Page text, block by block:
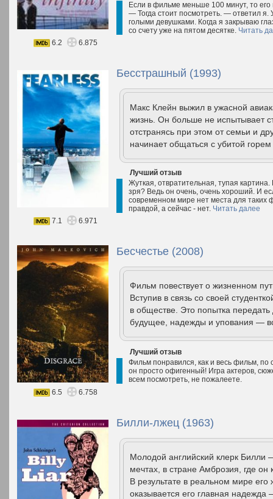
Если в фильме меньше 100 минут, то
— Тогда стоит посмотреть. — ответил я.
голыми девушками. Когда я закрываю
со счету уже на пятом десятке. Читать
6.2
6.875
Бесстрашный (1993)
Макс Клейн выжил в ужасной
жизнь. Он больше не испытывает
отстранясь при этом от семьи и
начинает общаться с убитой
Лучший отзыв
Жуткая, отвратительная, тупая
зря? Ведь он очень, очень хороший. И
современном мире нет места для таких
правдой, а сейчас - нет. Читать далее
7.1
6.971
Бесчестье (2008)
Фильм повествует о жизненном
Вступив в связь со своей
в обществе. Это попытка
будущее, надежды и упования —
Лучший отзыв
Фильм понравился, как и весь фильм,
он просто офигенный! Игра актеров,
всем посмотреть, не пожалеете.
6.5
6.758
Билли-лжец (1963)
Молодой английский клерк Билли
мечтах, в стране Амброзия, где
В результате в реальном мире
оказывается его главная надежда